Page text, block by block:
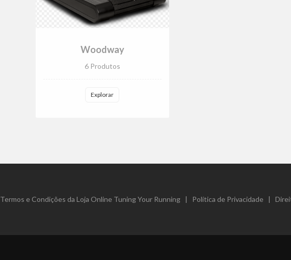
Woodway
6 Produtos
Explorar
Termos e Condições da Loja Online Tuning Your Running| Política de Privacidade